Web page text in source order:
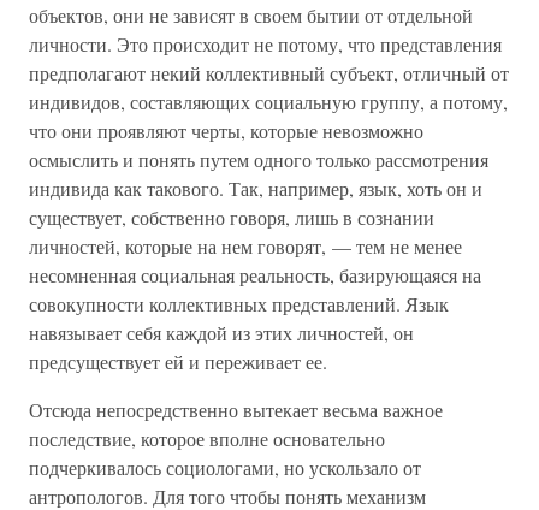
объектов, они не зависят в своем бытии от отдельной
личности. Это происходит не потому, что представления
предполагают некий коллективный субъект, отличный от
индивидов, составляющих социальную группу, а потому,
что они проявляют черты, которые невозможно
осмыслить и понять путем одного только рассмотрения
индивида как такового. Так, например, язык, хоть он и
существует, собственно говоря, лишь в сознании
личностей, которые на нем говорят, — тем не менее
несомненная социальная реальность, базирующаяся на
совокупности коллективных представлений. Язык
навязывает себя каждой из этих личностей, он
предсуществует ей и переживает ее.
Отсюда непосредственно вытекает весьма важное
последствие, которое вполне основательно
подчеркивалось социологами, но ускользало от
антропологов. Для того чтобы понять механизм